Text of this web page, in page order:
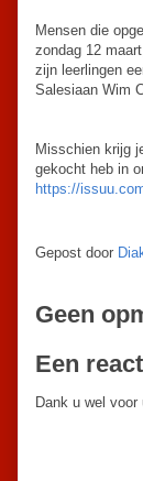
Mensen die
zondag 12
zijn leerlingen
Salesiaan Wim
Misschien krijg
gekocht heb in
https://
Gepost door
Geen
Een
Dank u wel